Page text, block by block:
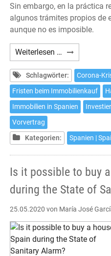
Sin embargo, en la práctica
algunos trámites propios de
aunque no es imposible.
Weiterlesen … ¿Es
posible
comprar
una
casa
en
durante
el
Estado
de
Schlagwörter: Corona-
Fristen beim Immobilienkauf
Immobilien in Spanien
Vorvertrag
Kategorien:
Spanien |
Is it possible to buy
during the State of
25.05.2020 von María José